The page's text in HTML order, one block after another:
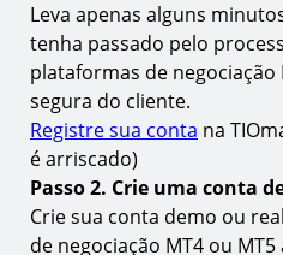
17. Qual é a diferença entre
18.
Posso negociar o CAC
MT5?
19. Como encontro ou
MT5?
20. Quais são os horários
21. Qual é o depósito
negociar o CAC 40 no MT4 &
Leva apenas alguns
tenha passado pelo
plataformas de negociação
segura do cliente.
Registre sua conta na
é arriscado)
Passo 2. Crie uma conta
Crie sua conta demo ou
de negociação MT4 ou